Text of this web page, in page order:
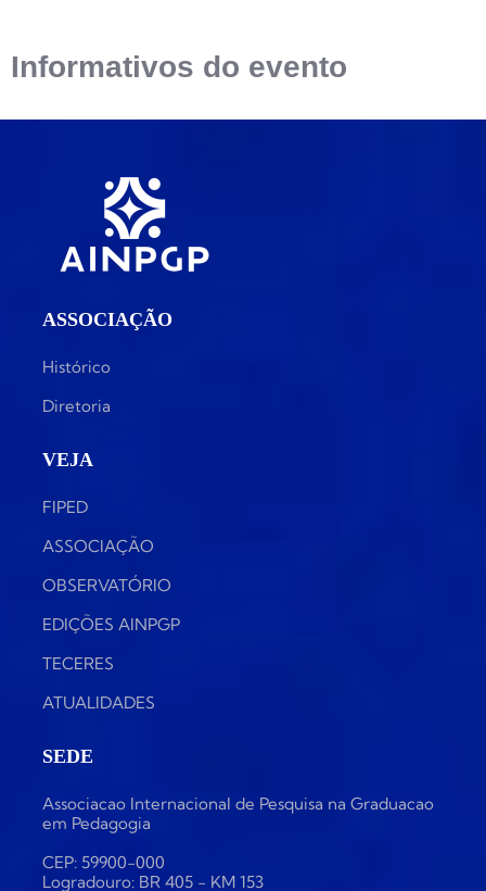
Informativos do evento
ASSOCIAÇÃO
Histórico
Diretoria
VEJA
FIPED
ASSOCIAÇÃO
OBSERVATÓRIO
EDIÇÕES AINPGP
TECERES
ATUALIDADES
SEDE
Associacao Internacional de Pesquisa na Graduacao
em Pedagogia
CEP: 59900-000
Logradouro: BR 405 - KM 153